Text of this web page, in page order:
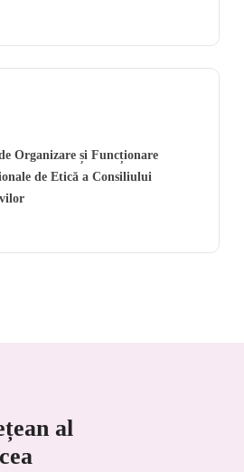
Organizare și Funcționare
de Etică a Consiliului
al